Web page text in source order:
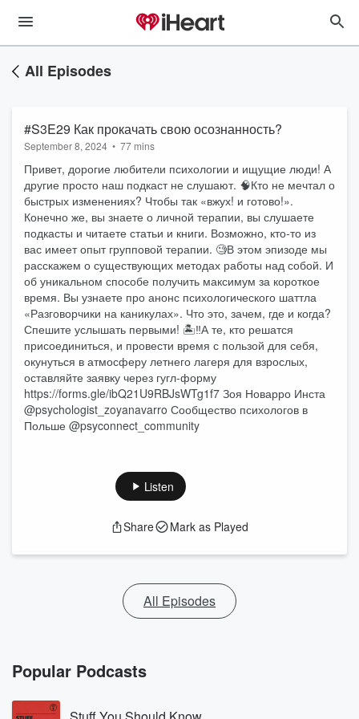
All Episodes
#S3E29 Как прокачать свою осознанность?
September 8, 2024 • 77 mins
Привет, дорогие любители психологии и ищущие люди! А
другие просто наш подкаст не слушают. 🧠Кто не мечтал о
быстрых изменениях? Чтобы так «вжух! и готово!».
Конечно же, вы знаете о личной терапии, вы слушаете
подкасты и читаете статьи и книги. Возможно, кто-то из
вас имеет опыт групповой терапии. 🧐В этом эпизоде мы
расскажем о существующих методах работы над собой. И
об уникальном способе получить максимум за короткое
время. Вы узнаете про анонс психологического шаттла
«Разговорчики на каникулах». Что это, зачем, где и когда?
Спешите услышать первыми! 🏝️‼️А те, кто решатся
присоединиться, и провести время с пользой для себя,
окунуться в атмосферу летнего лагеря для взрослых,
оставляйте заявку через гугл-форму
https://forms.gle/ibQ21U9RBJsWTg1f7 Зоя Новарро Инста
@psychologist_zoyanavarro Сообщество психологов в
Польше @psyconnect_community
Listen
Share Mark as Played
All Episodes
Popular Podcasts